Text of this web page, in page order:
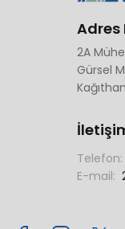
Adres
2A
Gürsel
Telefon:
E-mail: